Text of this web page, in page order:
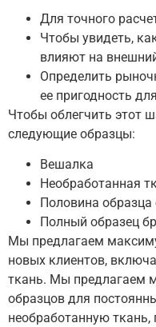
Для точного
Чтобы увидеть,
влияют на
Определить
ее пригодность
Чтобы облегчить этот
следующие образцы:
Вешалка
Необработанная
Половина
Полный образец
Мы предлагаем
новых клиентов,
ткань. Мы предлагаем
образцов для
необработанную